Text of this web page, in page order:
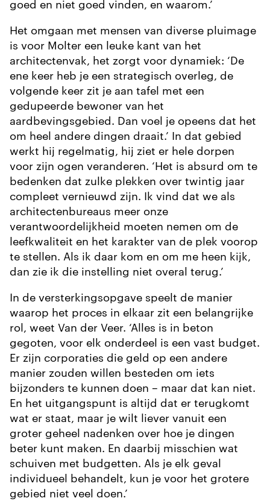
goed en niet goed vinden, en waarom.’
Het omgaan met mensen van diverse pluimage
is voor Molter een leuke kant van het
architectenvak, het zorgt voor dynamiek: ‘De
ene keer heb je een strategisch overleg, de
volgende keer zit je aan tafel met een
gedupeerde bewoner van het
aardbevingsgebied. Dan voel je opeens dat het
om heel andere dingen draait.’ In dat gebied
werkt hij regelmatig, hij ziet er hele dorpen
voor zijn ogen veranderen. ‘Het is absurd om te
bedenken dat zulke plekken over twintig jaar
compleet vernieuwd zijn. Ik vind dat we als
architectenbureaus meer onze
verantwoordelijkheid moeten nemen om de
leefkwaliteit en het karakter van de plek voorop
te stellen. Als ik daar kom en om me heen kijk,
dan zie ik die instelling niet overal terug.’
In de versterkingsopgave speelt de manier
waarop het proces in elkaar zit een belangrijke
rol, weet Van der Veer. ‘Alles is in beton
gegoten, voor elk onderdeel is een vast budget.
Er zijn corporaties die geld op een andere
manier zouden willen besteden om iets
bijzonders te kunnen doen – maar dat kan niet.
En het uitgangspunt is altijd dat er terugkomt
wat er staat, maar je wilt liever vanuit een
groter geheel nadenken over hoe je dingen
beter kunt maken. En daarbij misschien wat
schuiven met budgetten. Als je elk geval
individueel behandelt, kun je voor het grotere
gebied niet veel doen.’